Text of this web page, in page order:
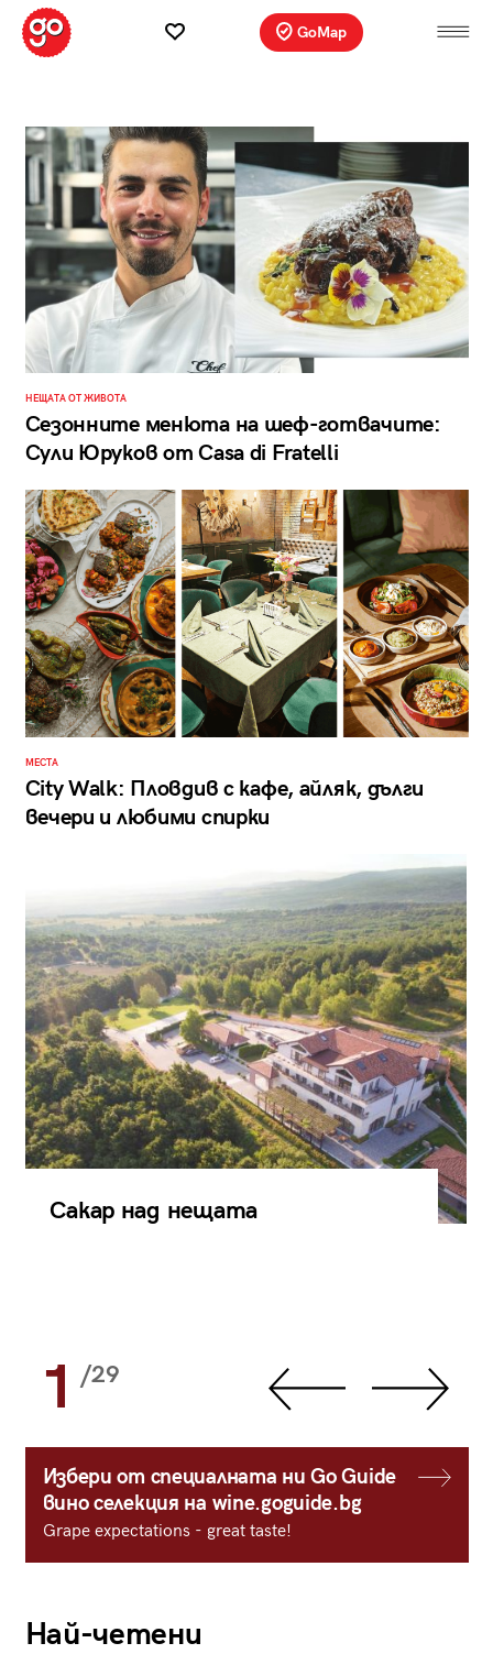
GoMap
НЕЩАТА ОТ ЖИВОТА
Сезонните менюта на шеф-готвачите:
Сули Юруков от Casa di Fratelli
МЕСТА
City Walk: Пловдив с кафе, айляк, дълги
вечери и любими спирки
Сакар над нещата
1 /29
Избери от специалната ни Go Guide
вино селекция на wine.goguide.bg
Grape expectations - great taste!
Най-четени